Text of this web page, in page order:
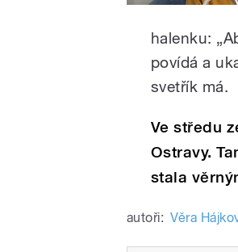
halenku:
povídá a
svetřík má.
Ve středu
Ostravy.
stala
autoři: Věra